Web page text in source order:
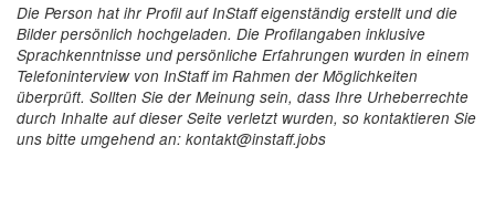
Die Person hat ihr Profil auf InStaff eigenständig erstellt und die
Bilder persönlich hochgeladen. Die Profilangaben inklusive
Sprachkenntnisse und persönliche Erfahrungen wurden in einem
Telefoninterview von InStaff im Rahmen der Möglichkeiten
überprüft. Sollten Sie der Meinung sein, dass Ihre Urheberrechte
durch Inhalte auf dieser Seite verletzt wurden, so kontaktieren Sie
uns bitte umgehend an: kontakt@instaff.jobs